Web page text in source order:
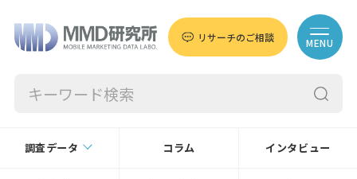
リサーチのご相談 MENU
調査データ コラム インタビュー